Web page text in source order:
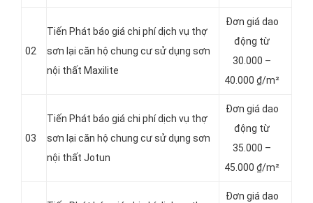
02
Tiến Phát báo giá chi phí dịch vụ thợ
sơn lại căn hộ chung cư sử dụng sơn
nội thất Maxilite
Đơn giá dao
động từ
30.000 –
40.000 ₫/m²
03
Tiến Phát báo giá chi phí dịch vụ thợ
sơn lại căn hộ chung cư sử dụng sơn
nội thất Jotun
Đơn giá dao
động từ
35.000 –
45.000 ₫/m²
Đơn giá dao